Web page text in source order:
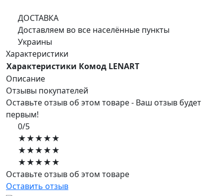
ДОСТАВКА
Доставляем во все населённые пункты
Украины
Характеристики
Характеристики Комод LENART
Описание
Отзывы покупателей
Оставьте отзыв об этом товаре - Ваш отзыв будет
первым!
0/5
★★★★★
★★★★★
★★★★★
Оставьте отзыв об этом товаре
Оставить отзыв